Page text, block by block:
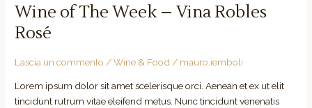
Wine of The Week – Vina Robles
Rosé
Lascia un commento /Wine & Food / mauro.iemboli
Lorem ipsum dolor sit amet scelerisque orci. Aenean et ex ut elit
tincidunt rutrum vitae eleifend metus. Nunc tincidunt venenatis